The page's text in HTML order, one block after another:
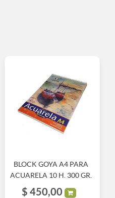
BLOCK GOYA A4 PARA
ACUARELA 10 H. 300 GR.
$ 450,00